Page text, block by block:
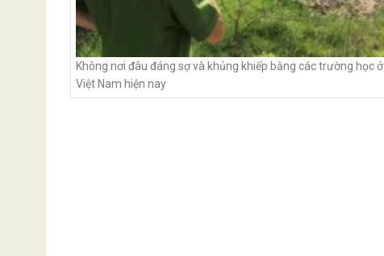
Không nơi đâu đáng sợ và khủng khiếp bằng các trường học ở
Việt Nam hiện nay